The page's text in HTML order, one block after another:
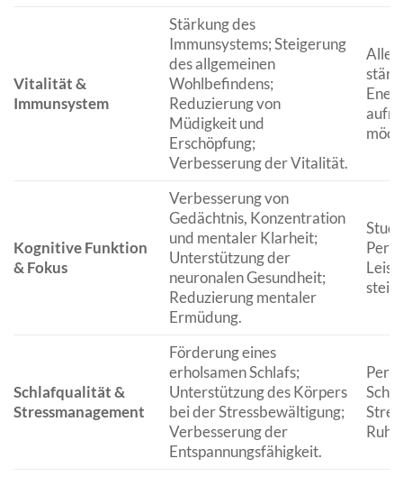
Vitalität &
Immunsystem
Stärkung des
Immunsystems; Steigerung
des allgemeinen
Wohlbefindens;
Reduzierung von
Müdigkeit und
Erschöpfung;
Verbesserung der Vitalität.
Alle,
Kognitive Funktion
& Fokus
Verbesserung von
Gedächtnis, Konzentration
und mentaler Klarheit;
Unterstützung der
neuronalen Gesundheit;
Reduzierung mentaler
Ermüdung.
Schlafqualität &
Stressmanagement
Förderung eines
erholsamen Schlafs;
Unterstützung des Körpers
bei der Stressbewältigung;
Verbesserung der
Entspannungsfähigkeit.